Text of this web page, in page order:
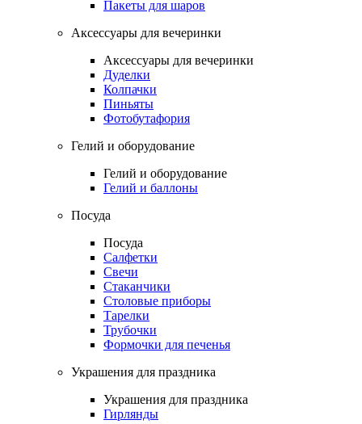
Пакеты для шаров
Аксессуары для вечеринки
Аксессуары для вечеринки
Дуделки
Колпачки
Пиньяты
Фотобутафория
Гелий и оборудование
Гелий и оборудование
Гелий и баллоны
Посуда
Посуда
Салфетки
Свечи
Стаканчики
Столовые приборы
Тарелки
Трубочки
Формочки для печенья
Украшения для праздника
Украшения для праздника
Гирлянды